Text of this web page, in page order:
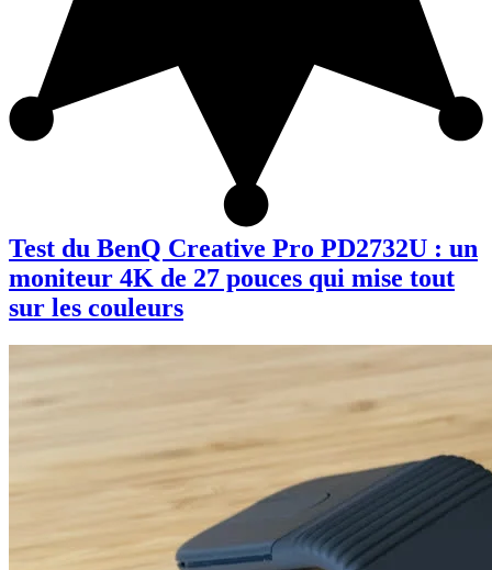
Test du BenQ Creative Pro PD2732U : un
moniteur 4K de 27 pouces qui mise tout
sur les couleurs